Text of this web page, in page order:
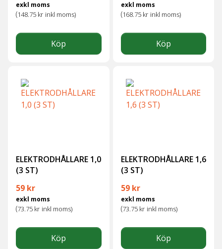
exkl moms
(148.75 kr inkl moms)
Köp
exkl moms
(168.75 kr inkl moms)
Köp
ELEKTRODHÅLLARE 1,0
(3 ST)
59 kr
exkl moms
(73.75 kr inkl moms)
Köp
ELEKTRODHÅLLARE 1,6
(3 ST)
59 kr
exkl moms
(73.75 kr inkl moms)
Köp